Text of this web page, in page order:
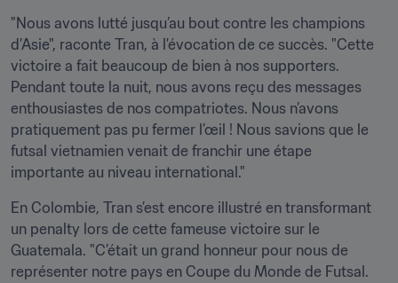
"Nous avons lutté jusqu’au bout contre les champions
d’Asie", raconte Tran, à l'évocation de ce succès. "Cette
victoire a fait beaucoup de bien à nos supporters.
Pendant toute la nuit, nous avons reçu des messages
enthousiastes de nos compatriotes. Nous n’avons
pratiquement pas pu fermer l’œil ! Nous savions que le
futsal vietnamien venait de franchir une étape
importante au niveau international."
En Colombie, Tran s’est encore illustré en transformant
un penalty lors de cette fameuse victoire sur le
Guatemala. "C’était un grand honneur pour nous de
représenter notre pays en Coupe du Monde de Futsal.